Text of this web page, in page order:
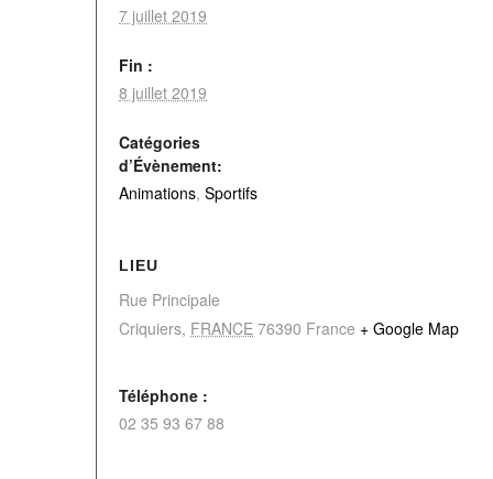
7 juillet 2019
Fin :
8 juillet 2019
Catégories
d’Évènement:
Animations, Sportifs
LIEU
Rue Principale
Criquiers, FRANCE 76390 France + Google Map
Téléphone :
02 35 93 67 88